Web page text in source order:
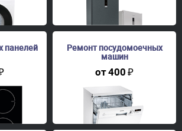
панелей Ремонт посудомоечных
машин
от400₽